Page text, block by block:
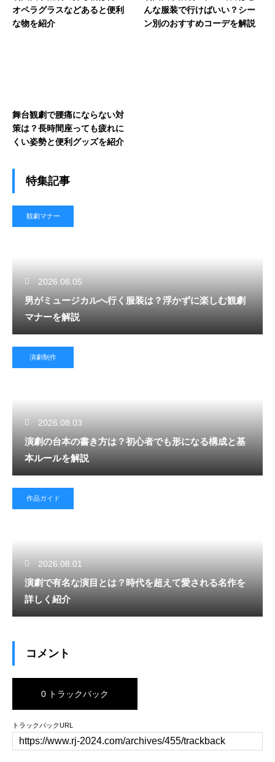
オペラグラスなどあると便利
な物を紹介
んな服装で行けばいい？シー
ン別のおすすめコーデを解説
舞台観劇で腰痛にならない対
策は？長時間座っても疲れに
くい姿勢と便利グッズを紹介
特集記事
観劇マナー
2026.08.05
男がミュージカルへ行く服装は？浮かずに楽しむ観劇
マナーを解説
演劇制作
2026.08.03
演劇の台本の書き方は？初心者でも形になる構成と基
本ルールを解説
作品ガイド
2026.08.01
演劇で有名な演目とは？時代を超えて愛される名作を
詳しく紹介
コメント
0 トラックバック
トラックバックURL